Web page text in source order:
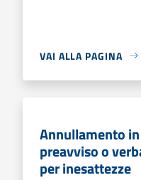
VAI ALLA PAGINA
Annullamento
preavviso o
per inesattezze